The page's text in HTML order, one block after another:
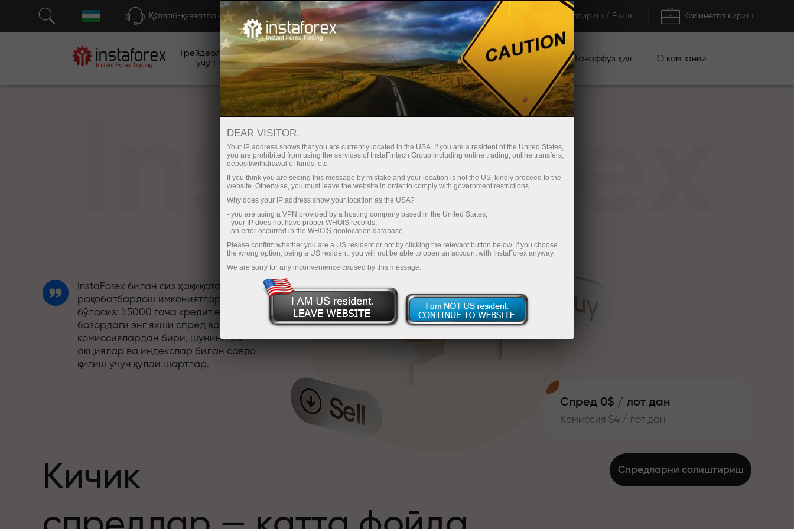
Қўллаб-қувватлаш Ҳисоб-варағини тез очиш Савдо платформаси Тўлдириш / Ечиш Кабинетга кириш
Трейдерлар
учун
Энди иш
бошлаётганлар
учун
Инвесторлар
учун
Ҳамкорлар учун Промоакциялар Танаффуз қил О компании
InstaForex
Спред 0$ / лот дан
Комиссия $4 / лот дан
InstaForex билан сиз ҳақиқатан
рақобатбардош имкониятларга эга
бўласиз: 1:5000 гача кредит елкаси,
бозордаги энг яхши спред ва
комиссиялардан бири, шунингдек
акциялар ва индекслар билан савдо
қилиш учун қулай шартлар.
Aleš Loprais савдо оламига интилиш ва
Кичик
Спредларни солиштириш
DEAR VISITOR,
Your IP address shows that you are currently located in the USA. If you are a resident of the United States,
you are prohibited from using the services of InstaFintech Group including online trading, online transfers,
deposit/withdrawal of funds, etc.
If you think you are seeing this message by mistake and your location is not the US, kindly proceed to the
website. Otherwise, you must leave the website in order to comply with government restrictions.
Why does your IP address show your location as the USA?
- you are using a VPN provided by a hosting company based in the United States;
- your IP does not have proper WHOIS records;
- an error occurred in the WHOIS geolocation database.
Please confirm whether you are a US resident or not by clicking the relevant button below. If you choose
the wrong option, being a US resident, you will not be able to open an account with InstaForex anyway.
We are sorry for any inconvenience caused by this message.